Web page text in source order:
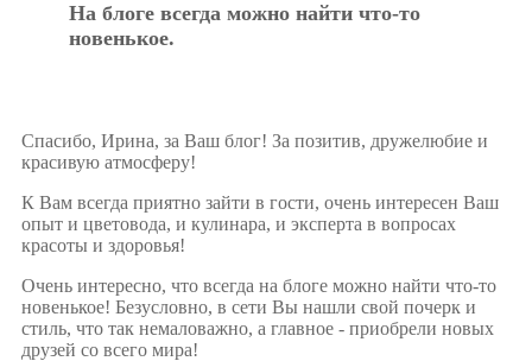
На блоге всегда можно найти что-то
новенькое.
Cпасибо, Ирина, за Ваш блог! За позитив, дружелюбие и
красивую атмосферу!
К Вам всегда приятно зайти в гости, очень интересен Ваш
опыт и цветовода, и кулинара, и эксперта в вопросах
красоты и здоровья!
Очень интересно, что всегда на блоге можно найти что-то
новенькое! Безусловно, в сети Вы нашли свой почерк и
стиль, что так немаловажно, а главное - приобрели новых
друзей со всего мира!